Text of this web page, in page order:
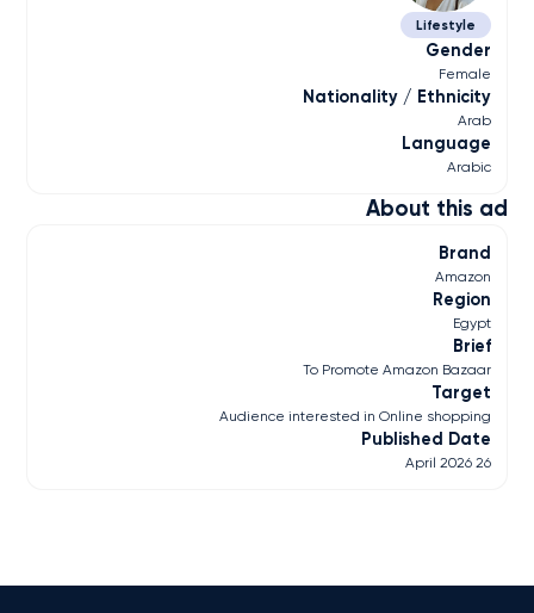
About this ad
Brand
Amazon
Region
Egypt
Brief
To Promote Amazon Bazaar
Target
Audience interested in Online shopping
Published Date
26 April 2026
Lifestyle
Gender
Female
Nationality / Ethnicity
Arab
Language
Arabic